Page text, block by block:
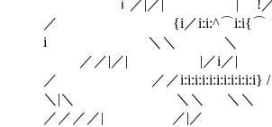
ｉ／|／| | !
／ {i／i:i:^⌒i:i{⌒
i ＼＼ ＼
／／|／| |／i／|
／ ／／
＼|＼ ＼＼ ＼＼
／／／／| ／|